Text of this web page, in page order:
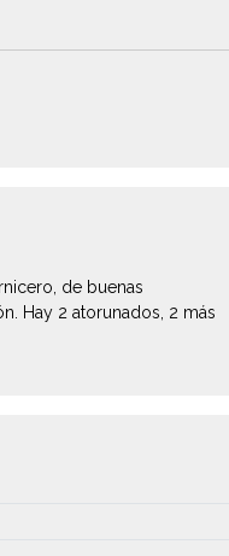
de buenas
Hay 2 atorunados, 2 más